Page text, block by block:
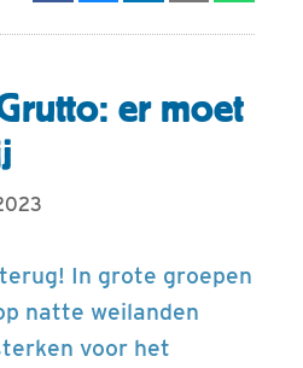
er moet
In grote groepen
natte weilanden
voor het